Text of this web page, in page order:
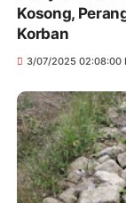
Kosong,
Korban
3/07/2025 02:08:00